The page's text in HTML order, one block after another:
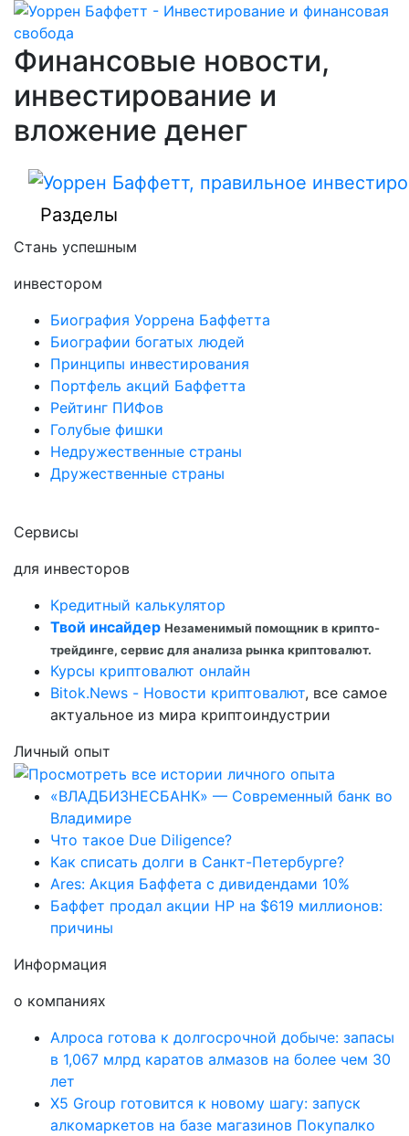
Финансовые новости,
инвестирование и
вложение денег
Разделы
Стань успешным
инвестором
Биография Уоррена Баффетта
Биографии богатых людей
Принципы инвестирования
Портфель акций Баффетта
Рейтинг ПИФов
Голубые фишки
Недружественные страны
Дружественные страны
Сервисы
для инвесторов
Кредитный калькулятор
Твой инсайдер Незаменимый помощник в крипто-
трейдинге, сервис для анализа рынка криптовалют.
Курсы криптовалют онлайн
Bitok.News - Новости криптовалют, все самое
актуальное из мира криптоиндустрии
Личный опыт
«ВЛАДБИЗНЕСБАНК» — Современный банк во
Владимире
Что такое Due Diligence?
Как списать долги в Санкт-Петербурге?
Ares: Акция Баффета с дивидендами 10%
Баффет продал акции HP на $619 миллионов:
причины
Информация
о компаниях
Алроса готова к долгосрочной добыче: запасы
в 1,067 млрд каратов алмазов на более чем 30
лет
X5 Group готовится к новому шагу: запуск
алкомаркетов на базе магазинов Покупалко